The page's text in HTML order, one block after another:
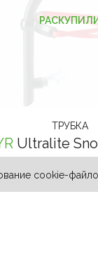
РАСКУПИЛИ
ТРУБКА
Ultralite
cookie-